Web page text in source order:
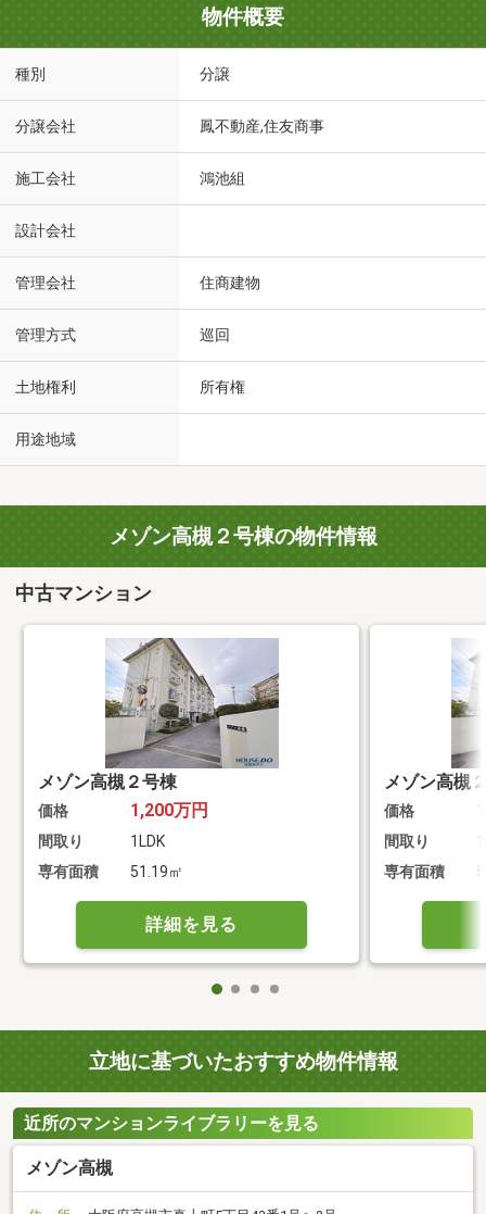
物件概要
種別 分譲
分譲会社 鳳不動産,住友商事
施工会社 鴻池組
設計会社
管理会社 住商建物
管理方式 巡回
土地権利 所有権
用途地域
メゾン高槻２号棟の物件情報
中古マンション
メゾン高槻２号棟
価格 1,200万円
間取り
1LDK
専有面積
51.19㎡
詳細を見る
メゾン高槻
価格
間取り
専有面積
立地に基づいたおすすめ物件情報
近所のマンションライブラリーを見る
メゾン高槻